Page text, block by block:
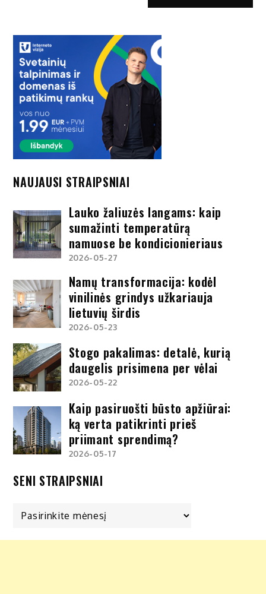
NAUJAUSI STRAIPSNIAI
Lauko žaliuzės langams: kaip
sumažinti temperatūrą
namuose be kondicionieriaus
2026-05-27
Namų transformacija: kodėl
vinilinės grindys užkariauja
lietuvių širdis
2026-05-23
Stogo pakalimas: detalė, kurią
daugelis prisimena per vėlai
2026-05-22
Kaip pasiruošti būsto apžiūrai:
ką verta patikrinti prieš
priimant sprendimą?
2026-05-17
SENI STRAIPSNIAI